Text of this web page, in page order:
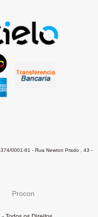
0001-81 - Rua Newton Prado , 43 -
Procon